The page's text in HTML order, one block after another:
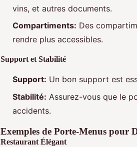
vins, et autres documents.
Compartiments: Des
rendre plus accessibles.
Support et Stabilité
Support: Un bon support est
Stabilité: Assurez-vous que le
accidents.
Exemples de Porte-Menus pour
Restaurant Élégant